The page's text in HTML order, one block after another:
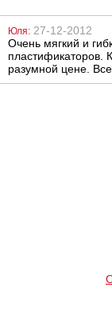
50
314
Юля: 27-12-2012
Очень мягкий и
пластификаторов.
разумной цене.